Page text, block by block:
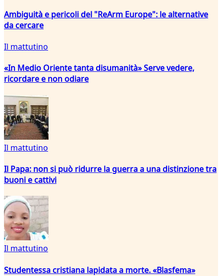
Ambiguità e pericoli del "ReArm Europe": le alternative
da cercare
Il mattutino
«In Medio Oriente tanta disumanità» Serve vedere,
ricordare e non odiare
Il mattutino
Il Papa: non si può ridurre la guerra a una distinzione tra
buoni e cattivi
Il mattutino
Studentessa cristiana lapidata a morte. «Blasfema»